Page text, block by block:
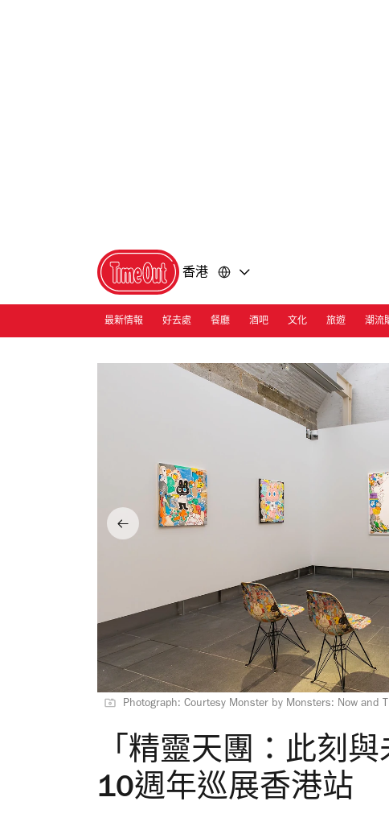
香港
最新情報 好去處 餐廳 酒吧 文化 旅遊 潮流
Photograph: Courtesy Monster by Monsters: Now and
「精靈天團：此刻
10週年巡展香港站